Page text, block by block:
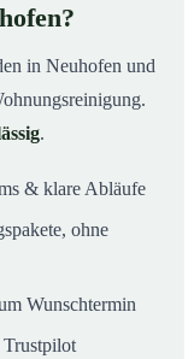
in Neuhofen und
.
& klare Abläufe
ohne
Wunschtermin